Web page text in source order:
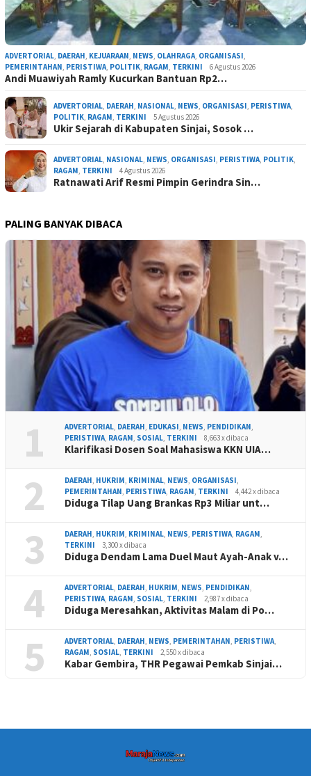
ADVERTORIAL, DAERAH, KEJUARAAN, NEWS, OLAHRAGA, ORGANISASI,
PEMERINTAHAN, PERISTIWA, POLITIK, RAGAM, TERKINI 6 Agustus 2026
Andi Muawiyah Ramly Kucurkan Bantuan Rp2…
ADVERTORIAL, DAERAH, NASIONAL, NEWS, ORGANISASI, PERISTIWA,
POLITIK, RAGAM, TERKINI 5 Agustus 2026
Ukir Sejarah di Kabupaten Sinjai, Sosok …
ADVERTORIAL, NASIONAL, NEWS, ORGANISASI, PERISTIWA, POLITIK,
RAGAM, TERKINI 4 Agustus 2026
Ratnawati Arif Resmi Pimpin Gerindra Sin…
PALING BANYAK DIBACA
1 ADVERTORIAL, DAERAH, EDUKASI, NEWS, PENDIDIKAN,
PERISTIWA, RAGAM, SOSIAL, TERKINI 8,663 x dibaca
Klarifikasi Dosen Soal Mahasiswa KKN UIA…
2 DAERAH, HUKRIM, KRIMINAL, NEWS, ORGANISASI,
PEMERINTAHAN, PERISTIWA, RAGAM, TERKINI 4,442 x dibaca
Diduga Tilap Uang Brankas Rp3 Miliar unt…
3 DAERAH, HUKRIM, KRIMINAL, NEWS, PERISTIWA, RAGAM,
TERKINI
3,300 x dibaca
Diduga Dendam Lama Duel Maut Ayah-Anak v…
4 ADVERTORIAL, DAERAH, HUKRIM, NEWS, PENDIDIKAN,
PERISTIWA, RAGAM, SOSIAL, TERKINI 2,987 x dibaca
Diduga Meresahkan, Aktivitas Malam di Po…
5 ADVERTORIAL, DAERAH, NEWS, PEMERINTAHAN, PERISTIWA,
RAGAM, SOSIAL, TERKINI 2,550 x dibaca
Kabar Gembira, THR Pegawai Pemkab Sinjai…